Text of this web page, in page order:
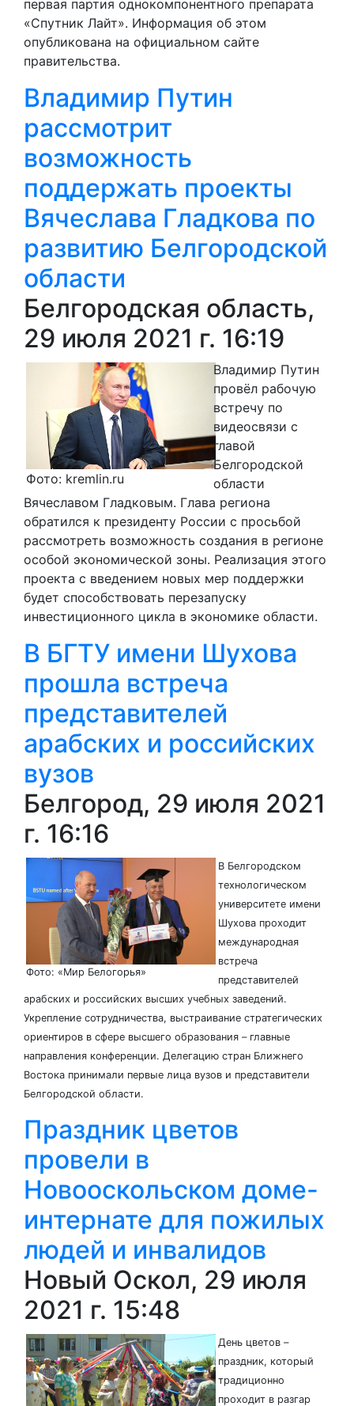
первая партия однокомпонентного препарата
«Спутник Лайт». Информация об этом
опубликована на официальном сайте
правительства.
Владимир Путин
рассмотрит
возможность
поддержать проекты
Вячеслава Гладкова по
развитию Белгородской
области
Белгородская область,
29 июля 2021 г. 16:19
Фото: kremlin.ru
Владимир Путин
провёл рабочую
встречу по
видеосвязи с
главой
Белгородской
области
Вячеславом Гладковым. Глава региона
обратился к президенту России с просьбой
рассмотреть возможность создания в регионе
особой экономической зоны. Реализация этого
проекта с введением новых мер поддержки
будет способствовать перезапуску
инвестиционного цикла в экономике области.
В БГТУ имени Шухова
прошла встреча
представителей
арабских и российских
вузов
Белгород, 29 июля 2021
г. 16:16
Фото: «Мир Белогорья»
В Белгородском
технологическом
университете имени
Шухова проходит
международная
встреча
представителей
арабских и российских высших учебных заведений.
Укрепление сотрудничества, выстраивание стратегических
ориентиров в сфере высшего образования – главные
направления конференции. Делегацию стран Ближнего
Востока принимали первые лица вузов и представители
Белгородской области.
Праздник цветов
провели в
Новооскольском доме-
интернате для пожилых
людей и инвалидов
Новый Оскол, 29 июля
2021 г. 15:48
День цветов –
праздник, который
традиционно
проходит в разгар